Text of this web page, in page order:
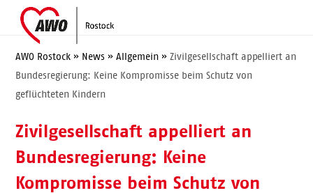
content
Open
mobile
menu
Close
mobile
menu
AWO Rostock » News »Allgemein »Zivilgesellschaft appelliert an
Bundesregierung: Keine Kompromisse beim Schutz von
geflüchteten Kindern
Zivilgesellschaft appelliert an
Bundesregierung: Keine
Kompromisse beim Schutz von